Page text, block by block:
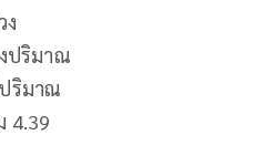
ปริมาณ
ริมาณ
4.39